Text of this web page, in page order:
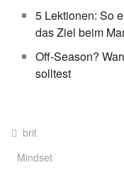
5 Lektionen: So
das Ziel beim
Off-Season?
solltest
brit
Mindset